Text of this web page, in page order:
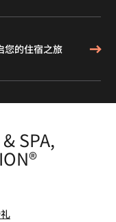
您的住宿之旅
SPA,